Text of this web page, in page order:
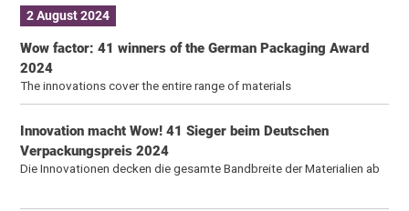
2 August 2024
Wow factor: 41 winners of the German Packaging Award
2024
The innovations cover the entire range of materials
Innovation macht Wow! 41 Sieger beim Deutschen
Verpackungspreis 2024
Die Innovationen decken die gesamte Bandbreite der Materialien ab